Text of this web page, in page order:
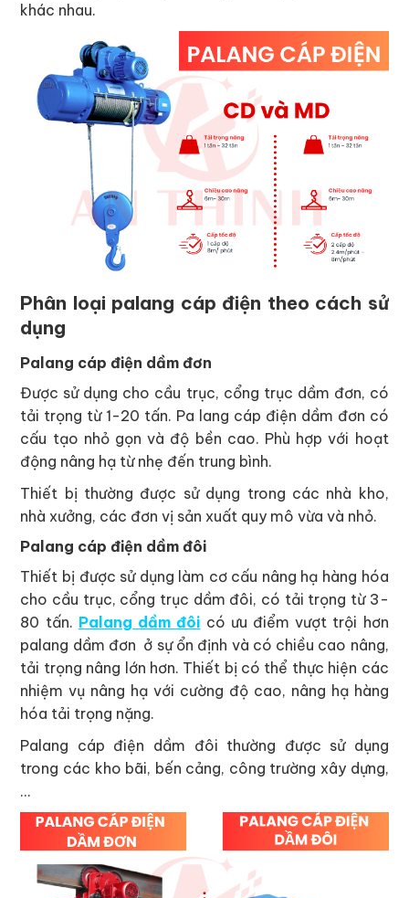
khác nhau.
Phân loại palang cáp điện theo cách sử
dụng
Palang cáp điện dầm đơn
Được sử dụng cho cầu trục, cổng trục dầm đơn, có
tải trọng từ 1-20 tấn. Pa lang cáp điện dầm đơn có
cấu tạo nhỏ gọn và độ bền cao. Phù hợp với hoạt
động nâng hạ từ nhẹ đến trung bình.
Thiết bị thường được sử dụng trong các nhà kho,
nhà xưởng, các đơn vị sản xuất quy mô vừa và nhỏ.
Palang cáp điện dầm đôi
Thiết bị được sử dụng làm cơ cấu nâng hạ hàng hóa
cho cầu trục, cổng trục dầm đôi, có tải trọng từ 3-
80 tấn. Palang dầm đôi có ưu điểm vượt trội hơn
palang dầm đơn ở sự ổn định và có chiều cao nâng,
tải trọng nâng lớn hơn. Thiết bị có thể thực hiện các
nhiệm vụ nâng hạ với cường độ cao, nâng hạ hàng
hóa tải trọng nặng.
Palang cáp điện dầm đôi thường được sử dụng
trong các kho bãi, bến cảng, công trường xây dựng,
…